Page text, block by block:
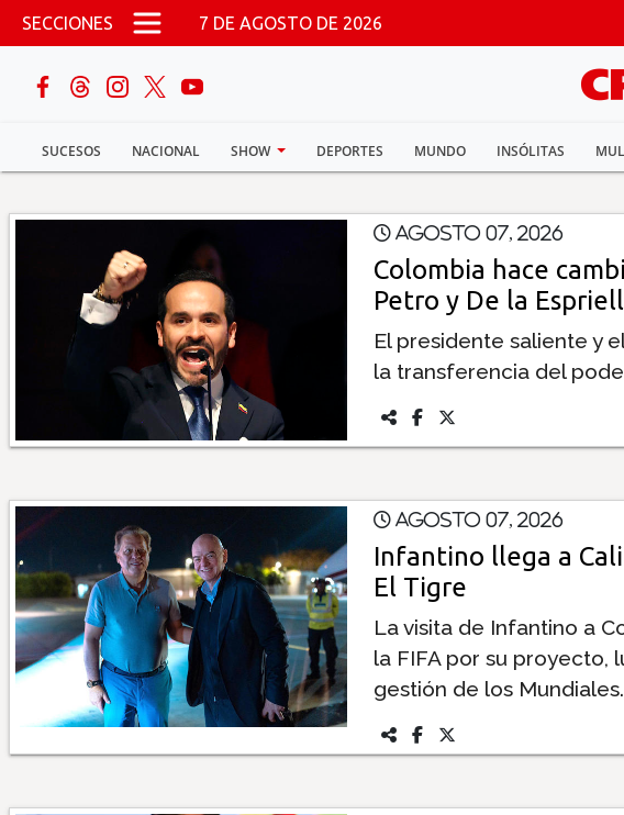
Pasar al contenido principal
SECCIONES 7 DE AGOSTO DE 2026
SUCESOS NACIONAL SHOW DEPORTES MUNDO INSÓLITAS
buscar
Sucesos
Nacional
Insólitas
Multimedia
Impreso
Agosto 07, 2026
Colombia hace
Petro y De la
El presidente saliente y
la transferencia del
Agosto 07, 2026
Infantino llega a
El Tigre
La visita de Infantino a
la FIFA por su proyecto,
gestión de los Mundiales.